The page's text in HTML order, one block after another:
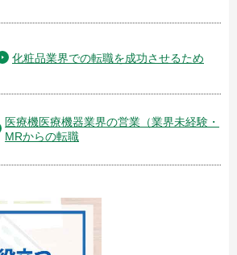
化粧品業界での転職を成功させるため
医療機医療機器業界の営業（業界未経験・
MRからの転職